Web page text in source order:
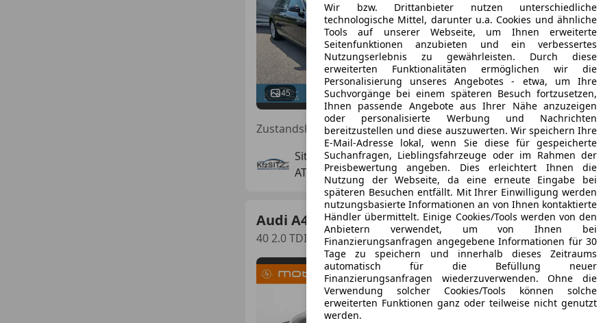
45 04/2022 96 600 km
Zustandsbericht auf www.kfzsitz.at - Sicher kaufen
Sitz KFZ- Handels GmbH
AT-4053 Haid
Audi A4
40 2.0 TDI advanced Pickerl NEU
€ 18 8801
Wir bzw. Drittanbieter nutzen unterschiedliche
technologische Mittel, darunter u.a. Cookies und ähnliche
Tools auf unserer Webseite, um Ihnen erweiterte
Seitenfunktionen anzubieten und ein verbessertes
Nutzungserlebnis zu gewährleisten. Durch diese
erweiterten Funktionalitäten ermöglichen wir die
Personalisierung unseres Angebotes - etwa, um Ihre
Suchvorgänge bei einem späteren Besuch fortzusetzen,
Ihnen passende Angebote aus Ihrer Nähe anzuzeigen
oder personalisierte Werbung und Nachrichten
bereitzustellen und diese auszuwerten. Wir speichern Ihre
E-Mail-Adresse lokal, wenn Sie diese für gespeicherte
Suchanfragen, Lieblingsfahrzeuge oder im Rahmen der
Preisbewertung angeben. Dies erleichtert Ihnen die
Nutzung der Webseite, da eine erneute Eingabe bei
späteren Besuchen entfällt. Mit Ihrer Einwilligung werden
nutzungsbasierte Informationen an von Ihnen kontaktierte
Händler übermittelt. Einige Cookies/Tools werden von den
Anbietern verwendet, um von Ihnen bei
Finanzierungsanfragen angegebene Informationen für 30
Tage zu speichern und innerhalb dieses Zeitraums
automatisch für die Befüllung neuer
Finanzierungsanfragen wiederzuverwenden. Ohne die
Verwendung solcher Cookies/Tools können solche
erweiterten Funktionen ganz oder teilweise nicht genutzt
werden.